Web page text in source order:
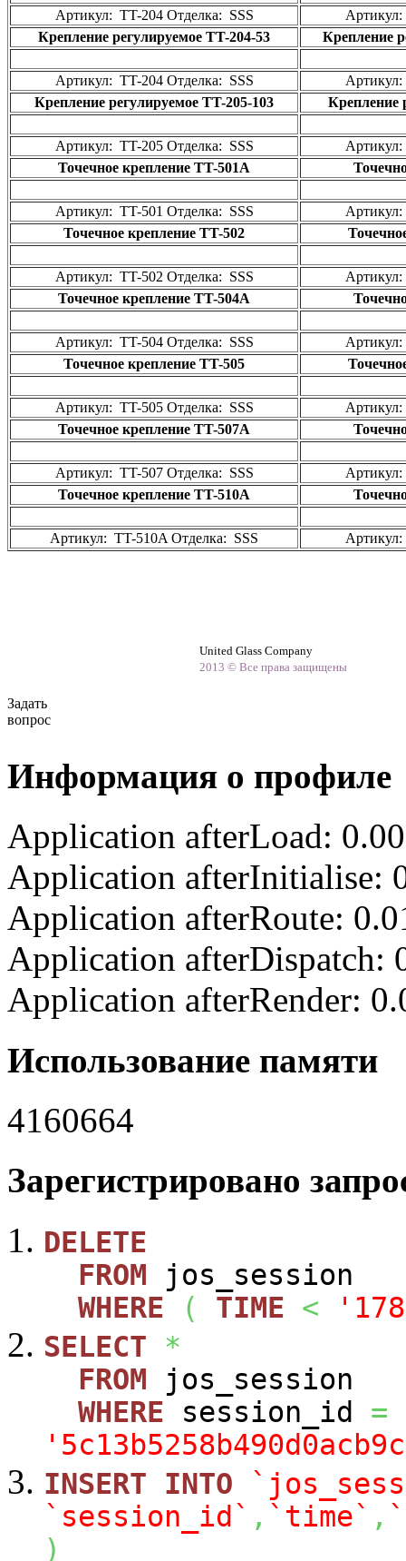
Артикул: TT-204 Отделка: SSS
Крепление регулируемое TT-204-53
Крепление
Артикул: TT-204 Отделка: SSS
Крепление регулируемое TT-205-103
Крепление
Артикул: TT-205 Отделка: SSS
Точечное крепление TT-501A
Артикул: TT-501 Отделка: SSS
Точечное крепление TT-502
Артикул: TT-502 Отделка: SSS
Точечное крепление TT-504A
Артикул: TT-504 Отделка: SSS
Точечное крепление TT-505
Артикул: TT-505 Отделка: SSS
Точечное крепление TT-507A
Артикул: TT-507 Отделка: SSS
Точечное крепление TT-510A
Артикул: TT-510A Отделка: SSS
United Glass Company
2013 © Все права защищены
Задать
вопрос
Информация о профиле
Application afterLoad:
Application afterInitialise:
Application afterRoute:
Application afterDispatch:
Application afterRender:
Использование памяти
4160664
Зарегистрировано
DELETE
FROM jos_session
WHERE
( TIME <
SELECT
*
FROM jos_session
WHERE session_id =
INSERT
INTO
`session_id` , `time` ,
)